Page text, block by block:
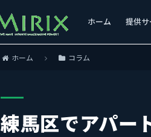
ホーム 提供
ホーム コラム
練馬区でアパー